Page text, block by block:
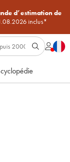
d’estimation de
inclus*